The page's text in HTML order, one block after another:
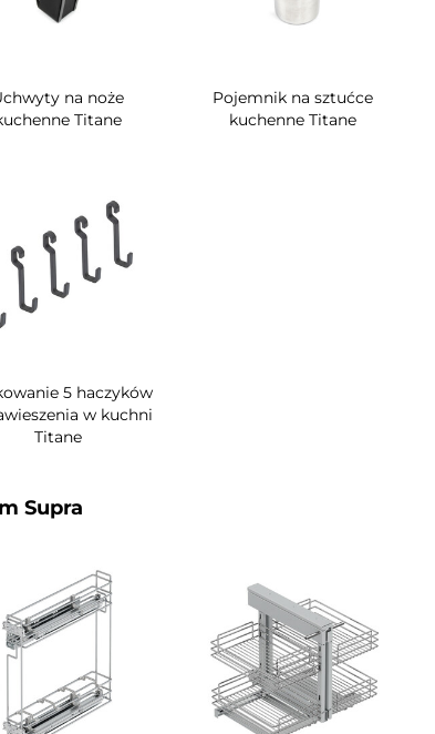
na noże
Titane
Pojemnik na sztućce
kuchenne Titane
5 haczyków
w kuchni
Titane
Supra